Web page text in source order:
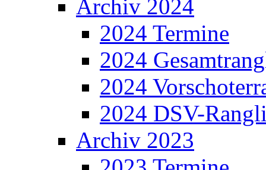
Archiv 2024
2024 Termine
2024
2024
2024 DSV-
Archiv 2023